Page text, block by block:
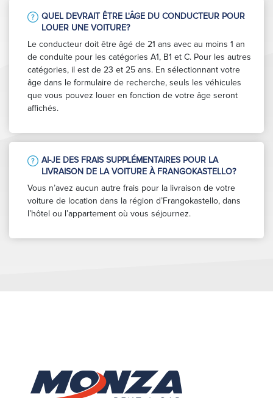
QUEL DEVRAIT ÊTRE L'ÂGE DU CONDUCTEUR POUR
LOUER UNE VOITURE?
Le conducteur doit être âgé de 21 ans avec au moins 1 an
de conduite pour les catégories A1, B1 et C. Pour les autres
catégories, il est de 23 et 25 ans. En sélectionnant votre
âge dans le formulaire de recherche, seuls les véhicules
que vous pouvez louer en fonction de votre âge seront
affichés.
AI-JE DES FRAIS SUPPLÉMENTAIRES POUR LA
LIVRAISON DE LA VOITURE À FRANGOKASTELLO?
Vous n’avez aucun autre frais pour la livraison de votre
voiture de location dans la région d’Frangokastello, dans
l’hôtel ou l’appartement où vous séjournez.